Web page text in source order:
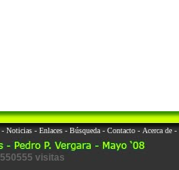
- Noticias - Enlaces - Búsqueda - Contacto - Acerca de -
550555 visitas